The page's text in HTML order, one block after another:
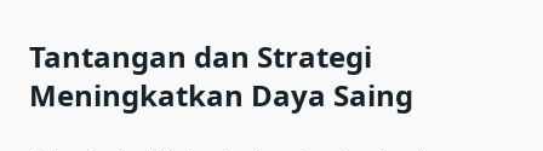
Tantangan dan Strategi
Meningkatkan Daya Saing